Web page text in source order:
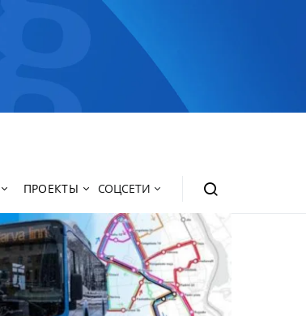
ПРОЕКТЫ СОЦСЕТИ